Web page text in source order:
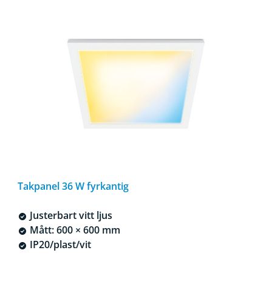
Takpanel 36 W fyrkantig
Justerbart vitt ljus
Mått: 600 × 600 mm
IP20/plast/vit